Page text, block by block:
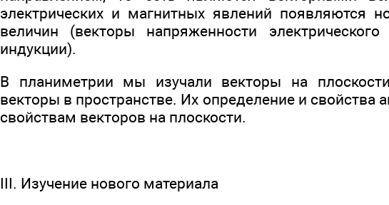
электрических и магнитных явлений появляются
величин (векторы напряженности
индукции).
В планиметрии мы изучали векторы на
векторы в пространстве. Их определение и свойства
свойствам векторов на плоскости.
III. Изучение нового материала